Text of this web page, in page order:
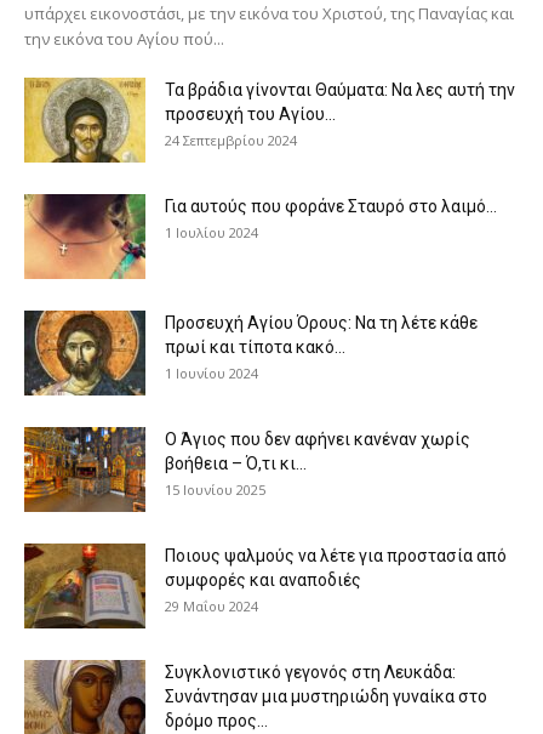
υπάρχει εικονοστάσι, με την εικόνα του Χριστού, της Παν­αγίας και
την εικόνα του Αγίου πού...
Τα βράδια γίνονται Θαύματα: Να λες αυτή την
προσευχή του Αγίου...
24 Σεπτεμβρίου 2024
Για αυτούς που φοράνε Σταυρό στο λαιμό…
1 Ιουλίου 2024
Προσευχή Αγίου Όρους: Να τη λέτε κάθε
πρωί και τίποτα κακό...
1 Ιουνίου 2024
Ο Άγιος που δεν αφήνει κανέναν χωρίς
βοήθεια – Ό,τι κι...
15 Ιουνίου 2025
Ποιους ψαλμούς να λέτε για προστασία από
συμφορές και αναποδιές
29 Μαΐου 2024
Συγκλονιστικό γεγονός στη Λευκάδα:
Συνάντησαν μια μυστηριώδη γυναίκα στο
δρόμο προς...